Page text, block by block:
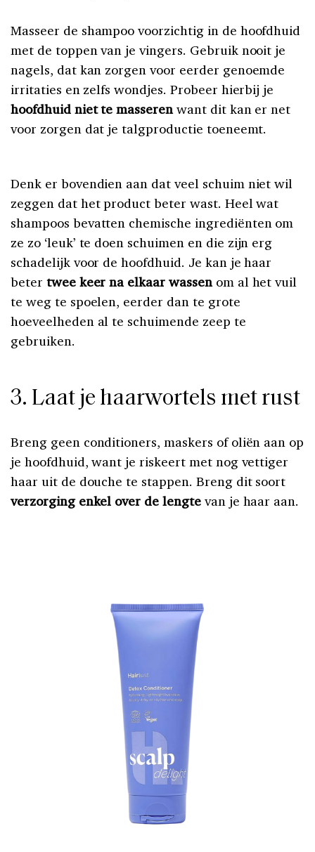
Masseer de shampoo voorzichtig in de hoofdhuid
met de toppen van je vingers. Gebruik nooit je
nagels, dat kan zorgen voor eerder genoemde
irritaties en zelfs wondjes. Probeer hierbij je
hoofdhuid niet te masserenwant dit kan er net
voor zorgen dat je talgproductie toeneemt.
Denk er bovendien aan dat veel schuim niet wil
zeggen dat het product beter wast. Heel wat
shampoos bevatten chemische ingrediënten om
ze zo ‘leuk’ te doen schuimen en die zijn erg
schadelijk voor de hoofdhuid. Je kan je haar
beter twee keer na elkaar wassenom al het vuil
te weg te spoelen, eerder dan te grote
hoeveelheden al te schuimende zeep te
gebruiken.
3. Laat je haarwortels met rust
Breng geen conditioners, maskers of oliën aan op
je hoofdhuid, want je riskeert met nog vettiger
haar uit de douche te stappen. Breng dit soort
verzorging enkel over de lengtevan je haar aan.